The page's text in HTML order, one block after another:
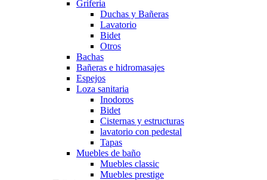
Griferia
Duchas y Bañeras
Lavatorio
Bidet
Otros
Bachas
Bañeras e hidromasajes
Espejos
Loza sanitaria
Inodoros
Bidet
Cisternas y estructuras
lavatorio con pedestal
Tapas
Muebles de baño
Muebles classic
Muebles prestige